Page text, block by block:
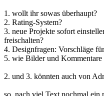
1. wollt ihr sowas überhaupt?
2. Rating-System?
3. neue Projekte sofort
freischalten?
4. Designfragen: Vorschläge
5. wie Bilder und
2. und 3. könnten auch von
so, nach viel Text nochmal ein